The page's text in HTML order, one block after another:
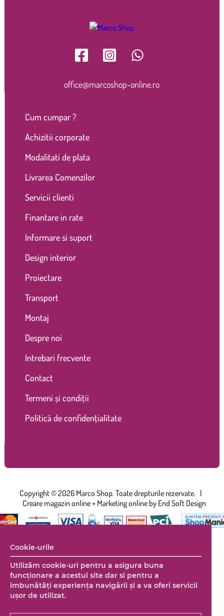
office@marcoshop-online.ro
Cum cumpar ?
Achizitii corporate
Modalitati de plata
Livrarea Comenzilor
Servicii clienti
Finantare in rate
Informare si suport
Design interior
Proiectare
Transport
Montaj
Despre noi
Intrebari frecvente
Contact
Termeni și condiții
Politică de confidențialitate
Copyright © 2026 Marco Shop. Toate drepturile rezervate. |
Creare magazin online+ Marketing online by End Soft Design
Cookie-urile
Utilizăm cookie-uri pentru a asigura buna
funcționare a acestui site dar si pentru a
îmbunătăţi experienţa navigării şi a va oferi servicii
uşor de utilizat.